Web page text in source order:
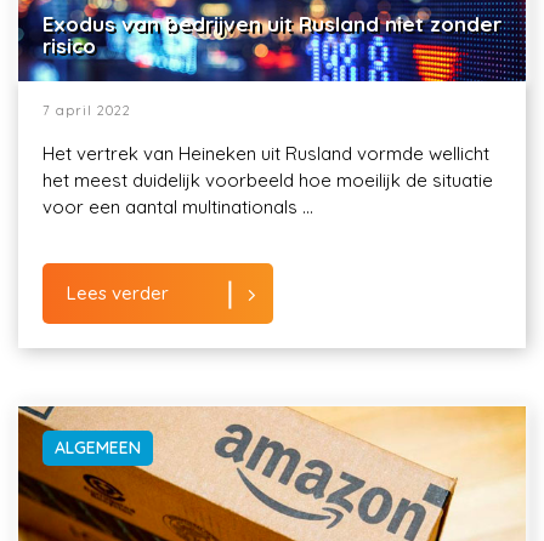
Exodus van bedrijven uit Rusland niet zonder
risico
7 april 2022
Het vertrek van Heineken uit Rusland vormde wellicht
het meest duidelijk voorbeeld hoe moeilijk de situatie
voor een aantal multinationals ...
Lees verder
ALGEMEEN